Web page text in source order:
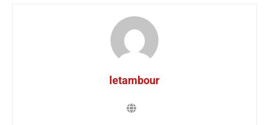
letambour